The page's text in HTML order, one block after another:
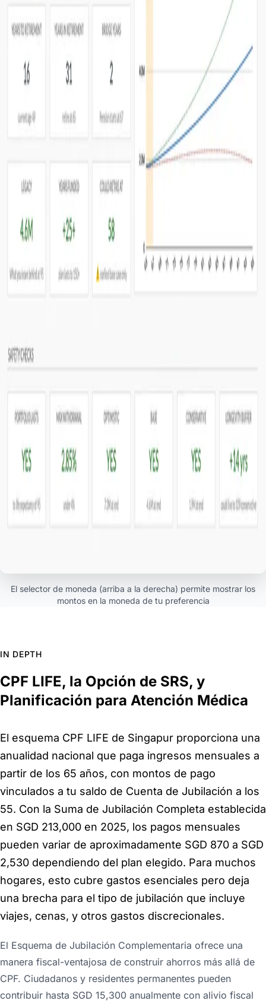
El selector de moneda (arriba a la derecha) permite mostrar los
montos en la moneda de tu preferencia
IN DEPTH
CPF LIFE, la Opción de SRS, y
Planificación para Atención Médica
El esquema CPF LIFE de Singapur proporciona una
anualidad nacional que paga ingresos mensuales a
partir de los 65 años, con montos de pago
vinculados a tu saldo de Cuenta de Jubilación a los
55. Con la Suma de Jubilación Completa establecida
en SGD 213,000 en 2025, los pagos mensuales
pueden variar de aproximadamente SGD 870 a SGD
2,530 dependiendo del plan elegido. Para muchos
hogares, esto cubre gastos esenciales pero deja
una brecha para el tipo de jubilación que incluye
viajes, cenas, y otros gastos discrecionales.
El Esquema de Jubilación Complementaria ofrece una
manera fiscal-ventajosa de construir ahorros más allá de
CPF. Ciudadanos y residentes permanentes pueden
contribuir hasta SGD 15,300 anualmente con alivio fiscal